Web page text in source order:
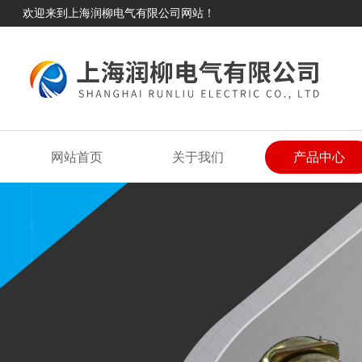
欢迎来到上海润柳电气有限公司网站！
网站首页 关于我们 产品中心